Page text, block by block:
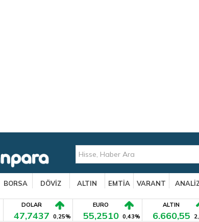
BORSA DÖVİZ ALTIN EMTİA VARANT
DOLAR
47,7437 0,25%
EURO
55,2510 0,43%
ALTIN
6.660,55